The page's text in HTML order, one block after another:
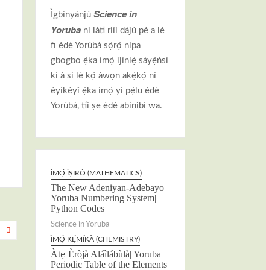
Ìgbìnyánjú Science in
Yorubani láti riíi dájú pé a lè
fi èdè Yorúbà sọ̀rọ̀ nípa
gbogbo ẹ̀ka ìmọ̀ ìjìnlẹ̀ sáyẹ́ǹsì
kí á sì lè kọ́ àwọn akẹ́kọ̌ ní
èyíkéyǐ ẹ̀ka ìmọ̀ yí pẹ̀lu èdè
Yorùbá, tíí ṣe èdè abínibí wa.
ÌMỌ̀ ÌṢIRÒ (MATHEMATICS)
The New Adeniyan-Adebayo
Yoruba Numbering System|
Python Codes
Science in Yoruba
ÌMỌ̀ KẸ́MÍKÀ (CHEMISTRY)
Àtẹ Èròjà Aláìlábùlà| Yoruba
Periodic Table of the Elements